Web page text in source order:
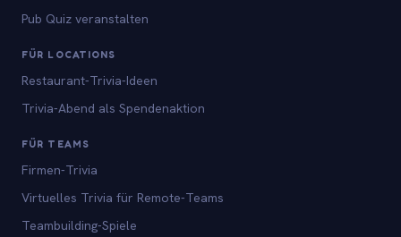
Pub Quiz veranstalten
FÜR LOCATIONS
Restaurant-Trivia-Ideen
Trivia-Abend als Spendenaktion
FÜR TEAMS
Firmen-Trivia
Virtuelles Trivia für Remote-Teams
Teambuilding-Spiele